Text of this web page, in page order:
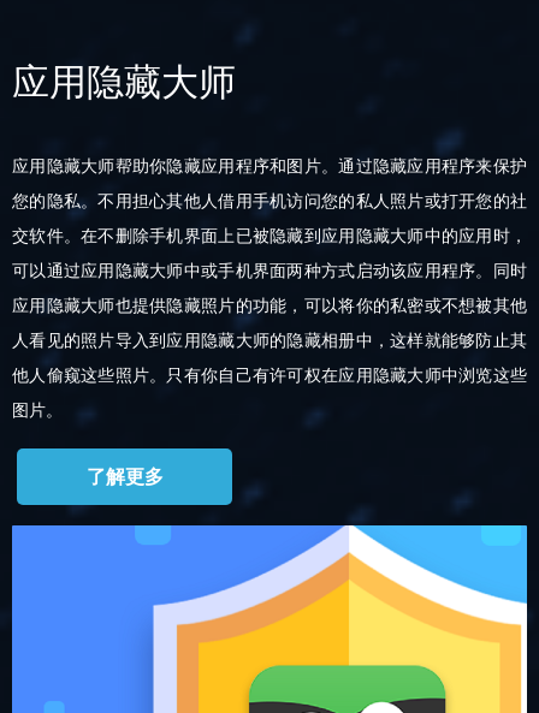
应用隐藏大师
应用隐藏大师帮助你隐藏应用程序和图片。通过隐藏应用程序来保护
您的隐私。不用担心其他人借用手机访问您的私人照片或打开您的社
交软件。在不删除手机界面上已被隐藏到应用隐藏大师中的应用时，
可以通过应用隐藏大师中或手机界面两种方式启动该应用程序。同时
应用隐藏大师也提供隐藏照片的功能，可以将你的私密或不想被其他
人看见的照片导入到应用隐藏大师的隐藏相册中，这样就能够防止其
他人偷窥这些照片。只有你自己有许可权在应用隐藏大师中浏览这些
图片。
了解更多